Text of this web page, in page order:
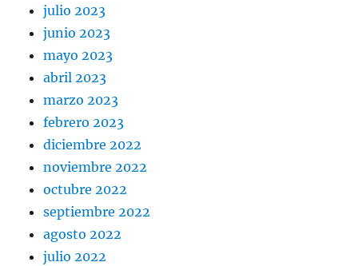
julio 2023
junio 2023
mayo 2023
abril 2023
marzo 2023
febrero 2023
diciembre 2022
noviembre 2022
octubre 2022
septiembre 2022
agosto 2022
julio 2022